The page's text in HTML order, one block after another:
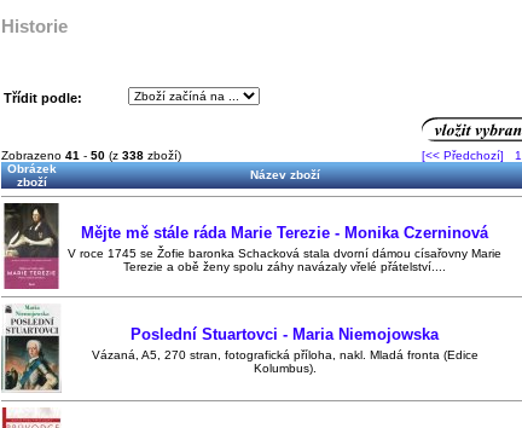
Historie
Třídit podle:
Zobrazeno 41 - 50 (z 338 zboží) [<< Předchozí] 1
Obrázek
zboží
Název zboží
Mějte mě stále ráda Marie Terezie - Monika Czerninová
V roce 1745 se Žofie baronka Schacková stala dvorní dámou císařovny Marie
Terezie a obě ženy spolu záhy navázaly vřelé přátelství....
Poslední Stuartovci - Maria Niemojowska
Vázaná, A5, 270 stran, fotografická příloha, nakl. Mladá fronta (Edice
Kolumbus).